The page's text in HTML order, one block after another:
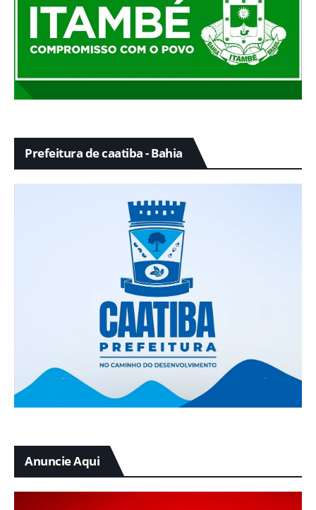
Prefeitura de caatiba - Bahia
Anuncie Aqui